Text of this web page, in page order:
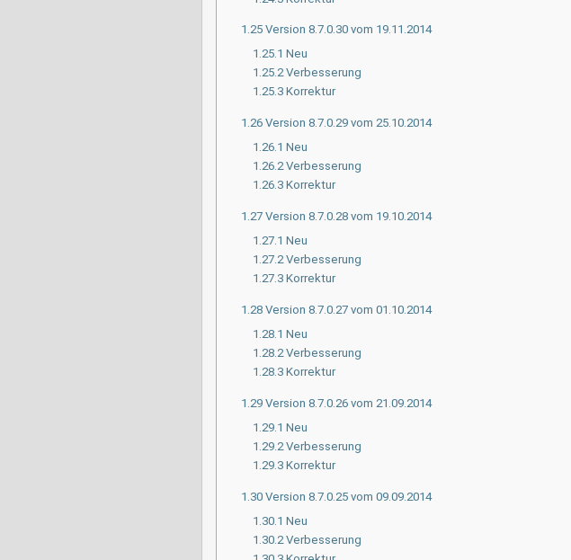
1.25 Version 8.7.0.30 vom 19.11.2014
1.25.1 Neu
1.25.2 Verbesserung
1.25.3 Korrektur
1.26 Version 8.7.0.29 vom 25.10.2014
1.26.1 Neu
1.26.2 Verbesserung
1.26.3 Korrektur
1.27 Version 8.7.0.28 vom 19.10.2014
1.27.1 Neu
1.27.2 Verbesserung
1.27.3 Korrektur
1.28 Version 8.7.0.27 vom 01.10.2014
1.28.1 Neu
1.28.2 Verbesserung
1.28.3 Korrektur
1.29 Version 8.7.0.26 vom 21.09.2014
1.29.1 Neu
1.29.2 Verbesserung
1.29.3 Korrektur
1.30 Version 8.7.0.25 vom 09.09.2014
1.30.1 Neu
1.30.2 Verbesserung